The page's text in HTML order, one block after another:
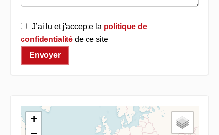
J’ai lu et j'accepte la politique de
confidentialitéde ce site
Envoyer
+